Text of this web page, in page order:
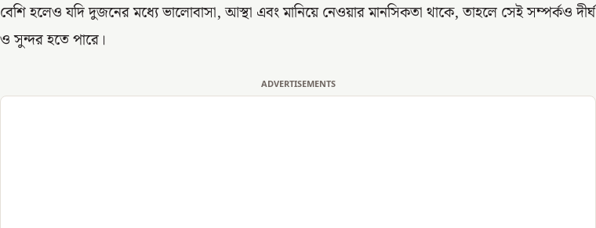
বেশি হলেও যদি দুজনের মধ্যে ভালোবাসা, আস্থা এবং মানিয়ে নেওয়ার মানসিকতা থাকে, তাহলে সেই সম্পর্কও দীর্ঘ
ও সুন্দর হতে পারে।
ADVERTISEMENTS